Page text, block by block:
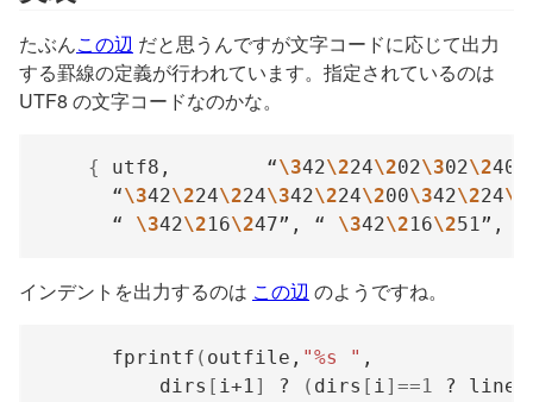
たぶんこの辺 だと思うんですが文字コードに応じて出力
する罫線の定義が行われています。指定されているのは
UTF8 の文字コードなのかな。
{ utf8,        “\342\224\202\302\240
      “
\342\224\224\342\224\200\342\224\2
      “
\342\216\247”, “ \342\216\251”,
インデントを出力するのは この辺 のようですね。
      fprintf
( outfile, "%s "
	      dirs
[ i+1] ? ( dirs [ i]==1 ?